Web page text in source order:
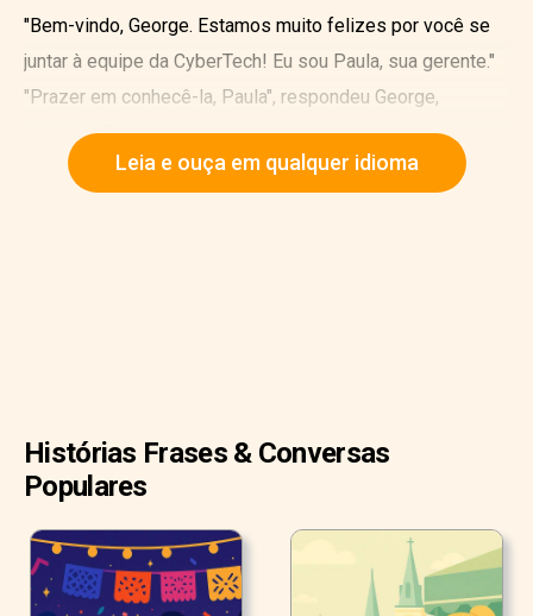
"Bem-vindo, George. Estamos muito felizes por você se
juntar à equipe da CyberTech! Eu sou Paula, sua gerente."
"Prazer em conhecê-la, Paula", respondeu George,
nervoso. "Sempre quis trabalhar para uma empresa líder
em tecnologia e estou animado para começar esta
Leia e ouça em qualquer idioma
Histórias Frases & Conversas
Populares